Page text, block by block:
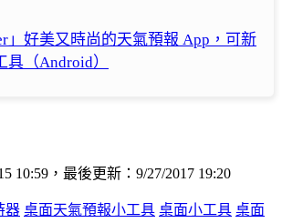
」好美又時尚的天氣預報 App，可新
具（Android）
10:59，最後更新：9/27/2017 19:20
器 桌面天氣預報小工具 桌面小工具 桌面